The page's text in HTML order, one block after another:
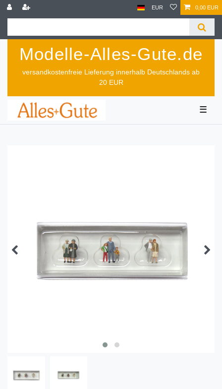
EUR 0,00 EUR
Modelle-Alles-Gute.de
versandkostenfreie Lieferung innerhalb Deutschlands ab
20 EUR
☰